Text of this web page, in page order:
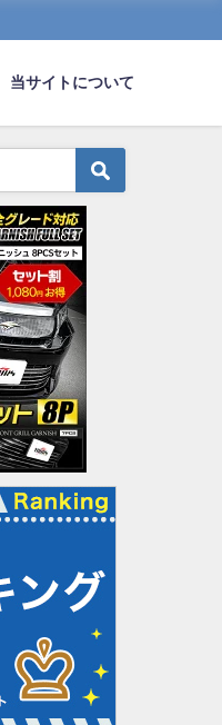
当サイトについて
家の車庫でバックする時カ
ないと無理だわｗｗｗ
2022-01-04